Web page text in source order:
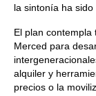
la sintonía ha sido
El plan contempla
Merced para
alquiler y
precios o la